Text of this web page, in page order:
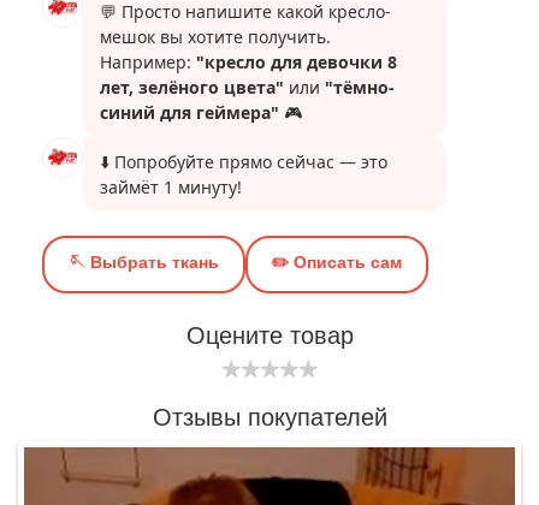
Оцените товар
Отзывы покупателей